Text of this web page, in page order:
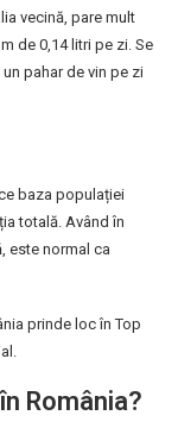
vecină, pare mult
de 0,14 litri pe zi. Se
pahar de vin pe zi
baza populației
totală. Având în
este normal ca
prinde loc în Top
România?